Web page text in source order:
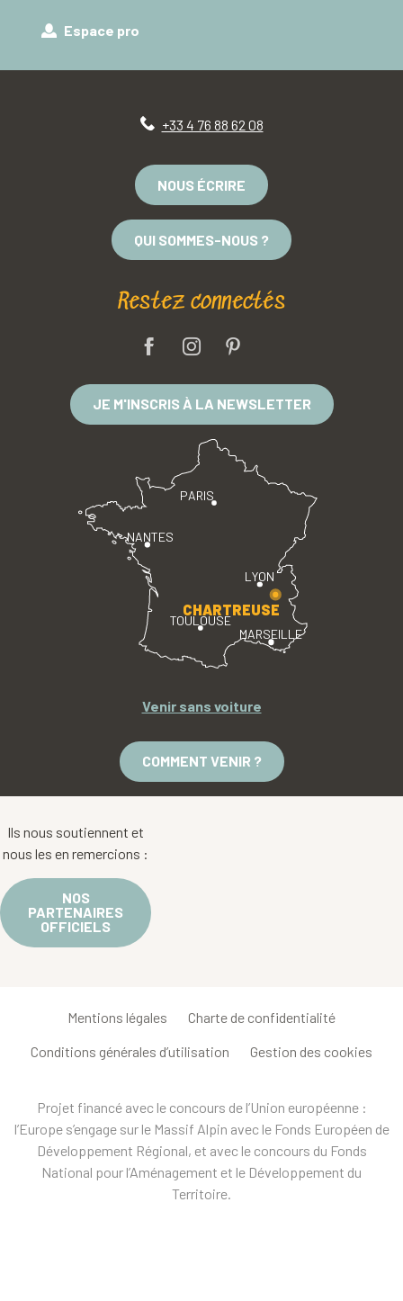
Espace pro
+33 4 76 88 62 08
NOUS ÉCRIRE
QUI SOMMES-NOUS ?
Restez connectés
JE M'INSCRIS À LA NEWSLETTER
PARIS
LYON
TOULOUSE
MARSEILLE
NANTES
CHARTREUSE
Venir sans voiture
COMMENT VENIR ?
Ils nous soutiennent et
nous les en remercions :
NOS
PARTENAIRES
OFFICIELS
Mentions légales Charte de confidentialité
Conditions générales d’utilisation Gestion des cookies
Projet financé avec le concours de l’Union européenne :
l’Europe s’engage sur le Massif Alpin avec le Fonds Européen de
Développement Régional, et avec le concours du Fonds
National pour l’Aménagement et le Développement du
Territoire.